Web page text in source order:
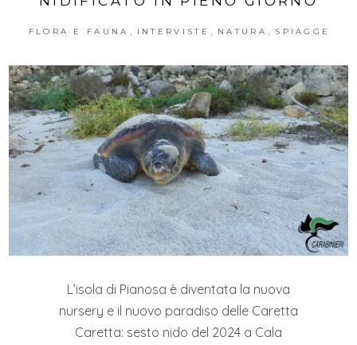
FLORA E FAUNA INTERVISTE NATURA SPIAGGE
L’isola di Pianosa è diventata la nuova
nursery e il nuovo paradiso delle Caretta
Caretta: sesto nido del 2024 a Cala